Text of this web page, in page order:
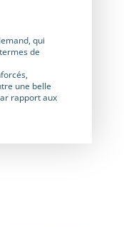
qui
de
une belle
rapport aux